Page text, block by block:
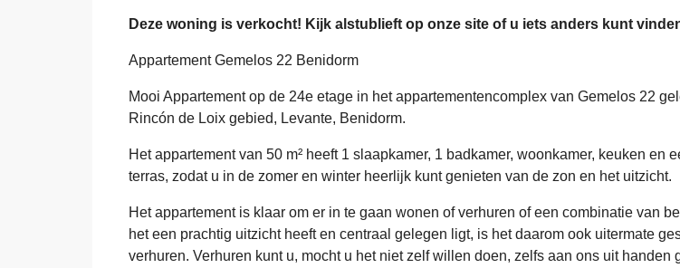
Deze woning is verkocht! Kijk alstublieft op onze site of u iets anders kunt
Appartement Gemelos 22 Benidorm
Mooi Appartement op de 24e etage in het appartementencomplex van Gemelos 22
Rincón de Loix gebied, Levante, Benidorm.
Het appartement van 50 m² heeft 1 slaapkamer, 1 badkamer, woonkamer, keuken en
terras, zodat u in de zomer en winter heerlijk kunt genieten van de zon en het uitzicht.
Het appartement is klaar om er in te gaan wonen of verhuren of een combinatie van
het een prachtig uitzicht heeft en centraal gelegen ligt, is het daarom ook uitermate
verhuren. Verhuren kunt u, mocht u het niet zelf willen doen, zelfs aan ons uit handen